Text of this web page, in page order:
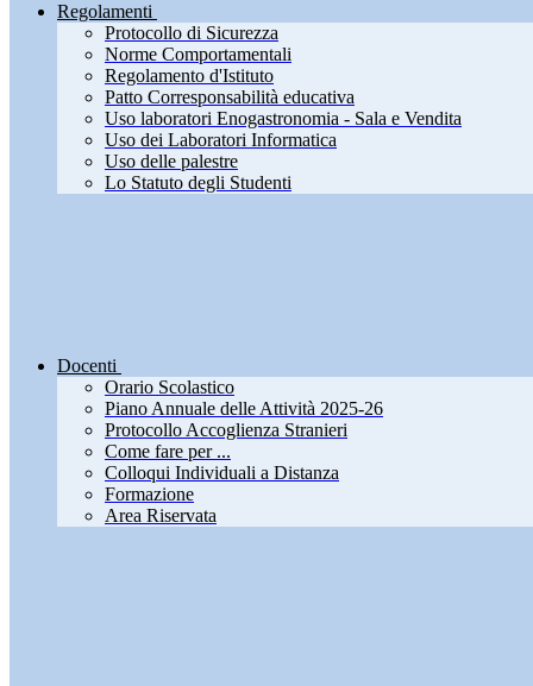
Regolamenti
Protocollo di Sicurezza
Norme Comportamentali
Regolamento d'Istituto
Patto Corresponsabilità educativa
Uso laboratori Enogastronomia - Sala e Vendita
Uso dei Laboratori Informatica
Uso delle palestre
Lo Statuto degli Studenti
Docenti
Orario Scolastico
Piano Annuale delle Attività 2025-26
Protocollo Accoglienza Stranieri
Come fare per ...
Colloqui Individuali a Distanza
Formazione
Area Riservata